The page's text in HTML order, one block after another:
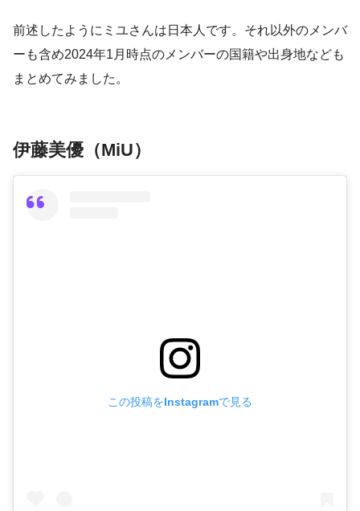
前述したようにミユさんは日本人です。それ以外のメンバ
ーも含め2024年1月時点のメンバーの国籍や出身地なども
まとめてみました。
伊藤美優（MiU）
この投稿をInstagramで見る